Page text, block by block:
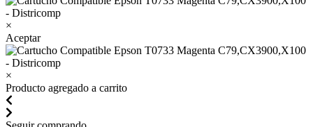
×
Aceptar
×
Producto agregado a carrito